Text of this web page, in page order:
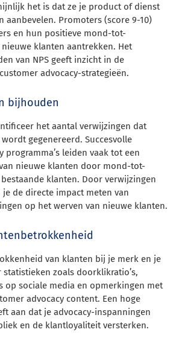
het is dat ze je product of dienst
aanbevelen. Promoters (score 9-10)
en hun positieve mond-tot-
klanten aantrekken. Het
van NPS geeft inzicht in de
advocacy-strategieën.
bijhouden
het aantal verwijzingen dat
gegenereerd. Succesvolle
programma’s leiden vaak tot een
nieuwe klanten door mond-tot-
klanten. Door verwijzingen
de directe impact meten van
op het werven van nieuwe klanten.
van klanten bij je merk en je
statistieken zoals doorklikratio’s,
op sociale media en opmerkingen met
advocacy content. Een hoge
aan dat je advocacy-inspanningen
en de klantloyaliteit versterken.